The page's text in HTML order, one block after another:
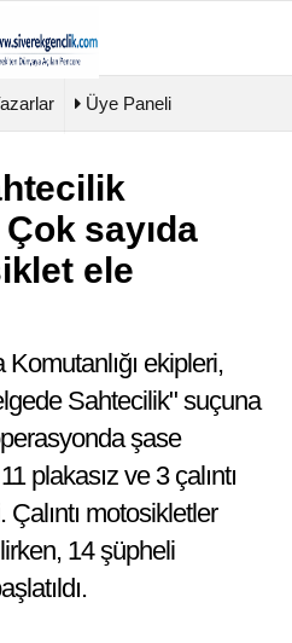
Köşe
Yazarları
Video
Galeri
İletişim
Üye Paneli
sayıda
ele
ekipleri,
Sahtecilik" suçuna
şase
plakasız ve 3 çalıntı
motosikletler
14 şüpheli